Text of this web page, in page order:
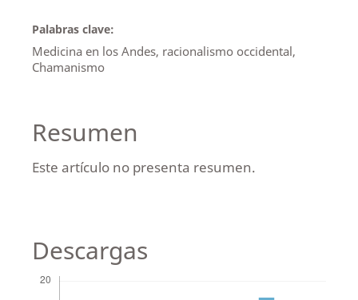
Palabras clave:
Medicina en los Andes, racionalismo occidental,
Chamanismo
Resumen
Este artículo no presenta resumen.
Descargas